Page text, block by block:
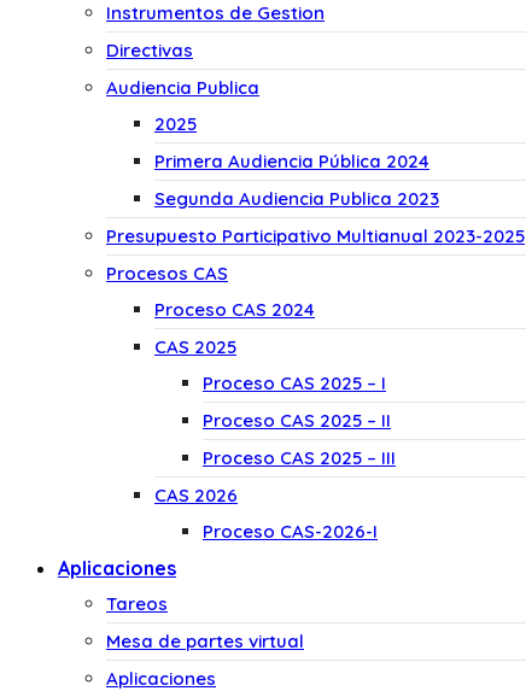
Instrumentos de Gestion
Directivas
Audiencia Publica
2025
Primera Audiencia Pública 2024
Segunda Audiencia Publica 2023
Presupuesto Participativo Multianual 2023-2025
Procesos CAS
Proceso CAS 2024
CAS 2025
Proceso CAS 2025 – I
Proceso CAS 2025 – II
Proceso CAS 2025 – III
CAS 2026
Proceso CAS-2026-I
Aplicaciones
Tareos
Mesa de partes virtual
Aplicaciones